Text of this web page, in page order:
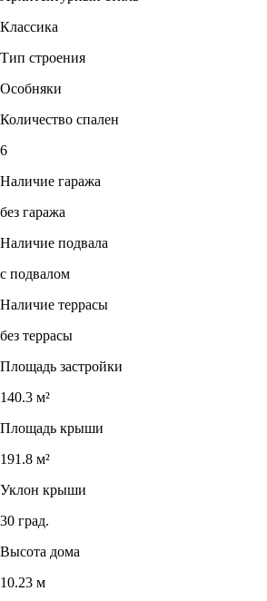
Классика
Тип строения
Особняки
Количество спален
6
Наличие гаража
без гаража
Наличие подвала
с подвалом
Наличие террасы
без террасы
Площадь застройки
140.3 м²
Площадь крыши
191.8 м²
Уклон крыши
30 град.
Высота дома
10.23 м